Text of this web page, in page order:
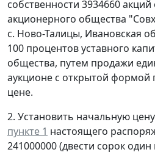
собственности 3934660 акций
акционерного общества
с. Ново-Талицы, Ивановская
100 процентов уставного
общества, путем продажи
аукционе с открытой
цене.
2. Установить начальную
пункте 1 настоящего
241000000 (двести сорок